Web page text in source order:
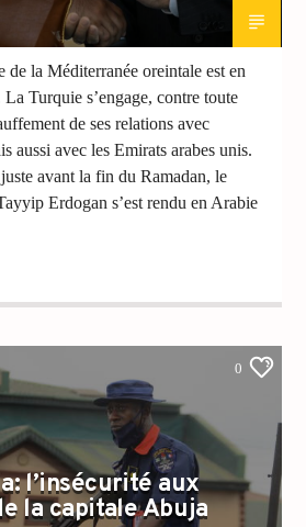
de la Méditerranée oreintale est en
Turquie s’engage, contre toute
de ses relations avec
aussi avec les Emirats arabes unis.
avant la fin du Ramadan, le
Erdogan s’est rendu en Arabie
0
l’insécurité aux
la capitale Abuja